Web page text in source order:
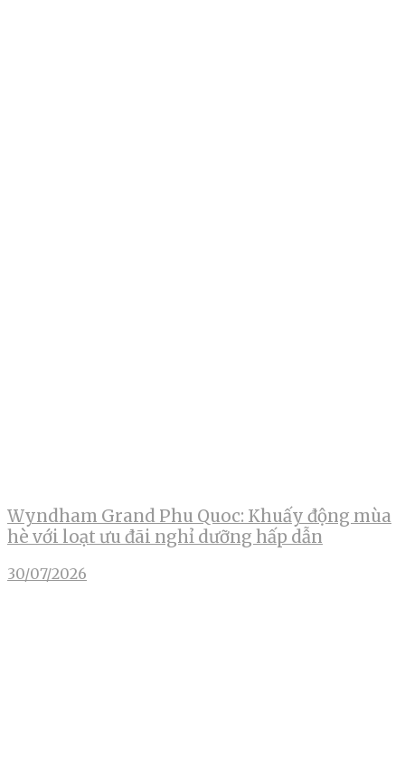
Wyndham Grand Phu Quoc: Khuấy động mùa
hè với loạt ưu đãi nghỉ dưỡng hấp dẫn
30/07/2026